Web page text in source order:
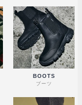
BOOTS
ブーツ